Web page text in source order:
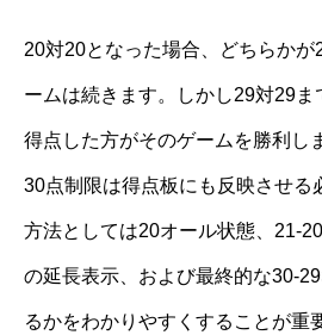
20対20となった場合、どちらか
ームは続きます。しかし29対29ま
得点した方がそのゲームを勝利し
30点制限は得点板にも反映させる
方法としては20オール状態、21-
の延長表示、および最終的な30-
るかをわかりやすくすることが重